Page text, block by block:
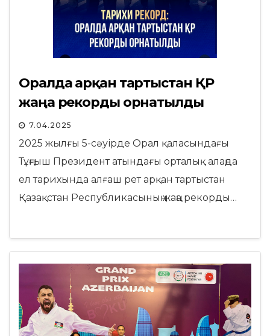
Оралда арқан тартыстан ҚР
жаңа рекорды орнатылды
7.04.2025
2025 жылғы 5-сәуірде Орал қаласындағы
Тұңғыш Президент атындағы орталық алаңда
ел тарихында алғаш рет арқан тартыстан
Қазақстан Республикасының жаңа рекорды…